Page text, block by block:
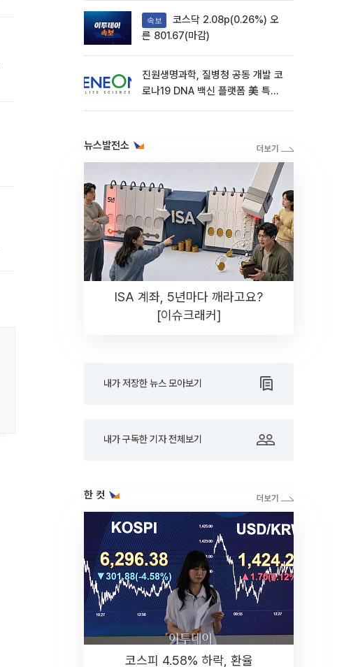
속보
른 801.67(마감)
진원생명과학, 질병청 공동 개발 코
로나19 DNA 백신 플랫폼 美 특허
뉴스발전소
ISA 계좌, 5년마다 깨라고요?
[이슈크래커]
내가 저장한 뉴스 모아보기
내가 구독한 기자 전체보기
한 컷
코스피 4.58% 하락, 환율